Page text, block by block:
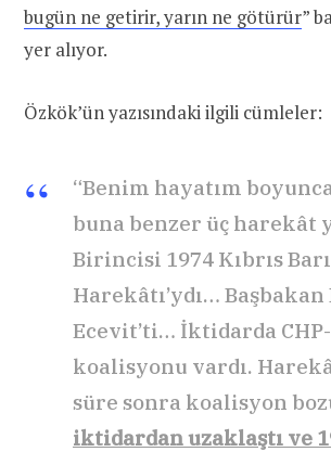
bugün ne getirir, yarın ne götürür”
yer alıyor.
Özkök’ün yazısındaki ilgili cümleler:
“Benim hayatım
buna benzer üç harekât
Birincisi 1974 Kıbrıs
Harekâtı’ydı…
Ecevit’ti… İktidarda
koalisyonu vardı.
süre sonra koalisyon
iktidardan uzaklaştı ve